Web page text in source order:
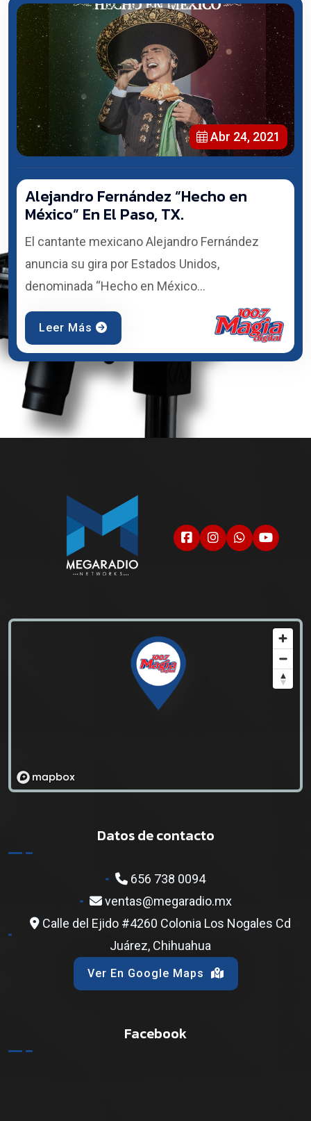
Abr 24, 2021
Alejandro Fernández “Hecho en
México” En El Paso, TX.
El cantante mexicano Alejandro Fernández
anuncia su gira por Estados Unidos,
denominada “Hecho en México...
Leer Más
Datos de contacto
656 738 0094
ventas@megaradio.mx
Calle del Ejido #4260 Colonia Los Nogales Cd
Juárez, Chihuahua
Ver En Google Maps
Facebook